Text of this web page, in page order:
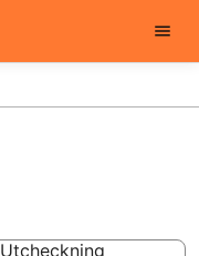
Utcheckning